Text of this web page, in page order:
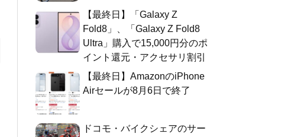
【最終日】「Galaxy Z
Fold8」、「Galaxy Z Fold8
Ultra」購入で15,000円分のポ
イント還元・アクセサリ割引
【最終日】AmazonのiPhone
Airセールが8月6日で終了
ドコモ・バイクシェアのサー